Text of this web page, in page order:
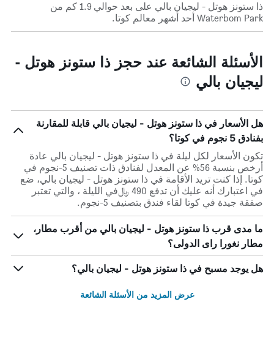
ذا ستونز هوتل - ليجيان بالي على بعد حوالي 1.9 كم من
Waterbom Park أحد أشهر معالم كوتا.
الأسئلة الشائعة عند حجز ذا ستونز هوتل -
ليجيان بالي
هل الأسعار في ذا ستونز هوتل - ليجيان بالي قابلة للمقارنة
بفنادق 5 نجوم في كوتا؟
تكون الأسعار لكل ليلة في ذا ستونز هوتل - ليجيان بالي عادة
أرخص بنسبة 56% عن المعدل لفنادق ذات تصنيف 5-نجوم في
كوتا. إذا كنت تريد الأقامة في ذا ستونز هوتل - ليجيان بالي، ضع
في اعتبارك أنه عليك أن تدفع 490 ﷼في الليلة ، والتي تعتبر
صفقة جيدة في كوتا لقاء فندق بتصنيف 5-نجوم.
ما مدى قرب ذا ستونز هوتل - ليجيان بالي من أقرب مطار،
مطار نغورا راى الدولى؟
هل يوجد مسبح في ذا ستونز هوتل - ليجيان بالي؟
عرض المزيد من الأسئلة الشائعة